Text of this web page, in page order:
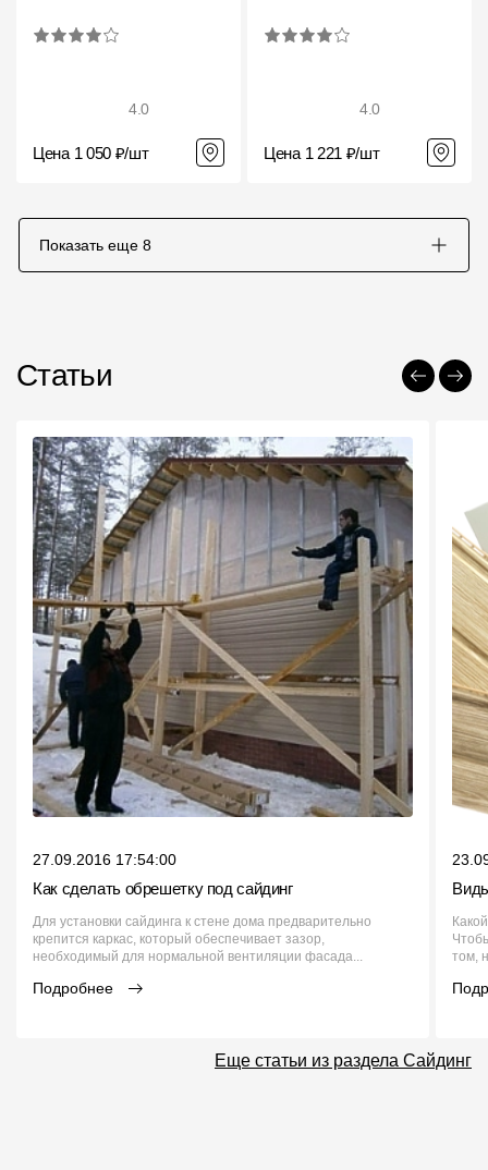
4.0
Цена 1 050 ₽/шт
4.0
Цена 1 221 ₽/шт
Показать еще 8
Статьи
27.09.2016 17:54:00
Как сделать обрешетку под сайдинг
Для установки сайдинга к стене дома предварительно
крепится каркас, который обеспечивает зазор,
необходимый для нормальной вентиляции фасада...
Подробнее
том,
Еще статьи из раздела Сайдинг